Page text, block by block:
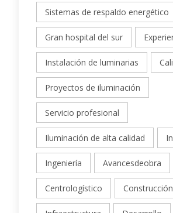
Sistemas de respaldo energético
Gran hospital del sur
Instalación de luminarias
Proyectos de iluminación
Servicio profesional
Iluminación de alta calidad
Ingeniería Avancesdeobra
Centrologístico Construcción